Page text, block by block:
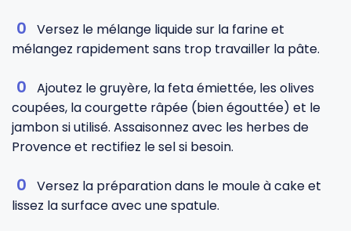
Versez le mélange liquide sur la farine et
mélangez rapidement sans trop travailler la pâte.
Ajoutez le gruyère, la feta émiettée, les olives
coupées, la courgette râpée (bien égouttée) et le
jambon si utilisé. Assaisonnez avec les herbes de
Provence et rectifiez le sel si besoin.
Versez la préparation dans le moule à cake et
lissez la surface avec une spatule.